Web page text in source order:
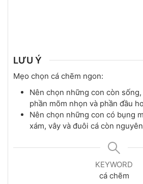
LƯU Ý
Mẹo chọn cá chẽm ngon:
Nên chọn những con còn
phần mõm nhọn và phần đầu
Nên chọn những con có bụng
xám, vây và đuôi cá còn
KEYWORD
cá chẽm